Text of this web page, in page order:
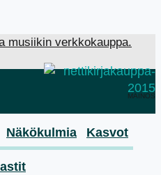
musiikin verkkokauppa.
MAINOS
Näkökulmia Kasvot